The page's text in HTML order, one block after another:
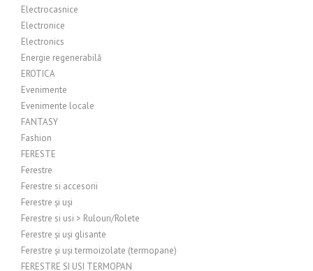
Electrocasnice
Electronice
Electronics
Energie regenerabilă
EROTICA
Evenimente
Evenimente locale
FANTASY
Fashion
FERESTE
Ferestre
Ferestre si accesorii
Ferestre și uși
Ferestre si usi > Rulouri/Rolete
Ferestre și uși glisante
Ferestre și uși termoizolate (termopane)
FERESTRE SI USI TERMOPAN